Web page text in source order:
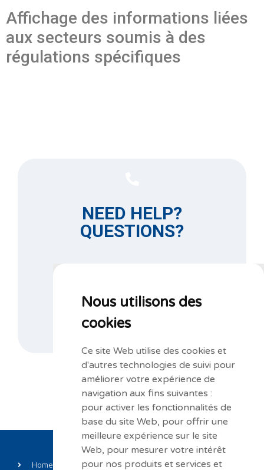
Nous utilisons des
cookies
Ce site Web utilise des cookies et
d'autres technologies de suivi pour
améliorer votre expérience de
navigation aux fins suivantes :
pour activer les fonctionnalités de
base du site Web, pour offrir une
meilleure expérience sur le site
Web, pour mesurer votre intérêt
pour nos produits et services et
Affichage des informations liées
aux secteurs soumis à des
régulations spécifiques
NEED HELP?
QUESTIONS?
CONTACT US
Home Private label